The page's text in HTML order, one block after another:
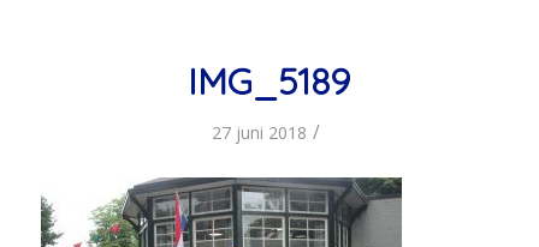
IMG_5189
27 juni 2018 /